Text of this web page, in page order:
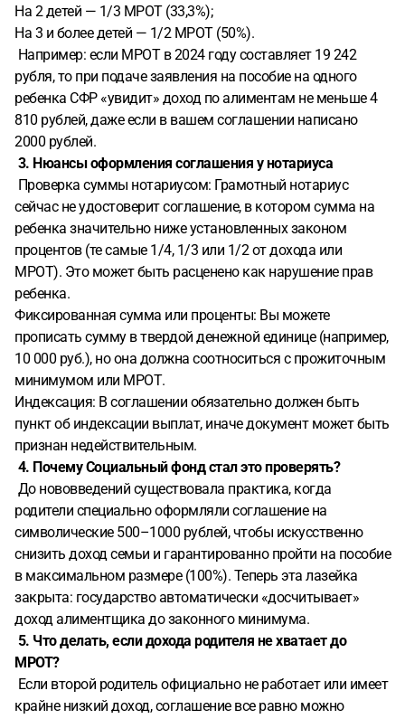
На 2 детей — 1/3 МРОТ (33,3%);
На 3 и более детей — 1/2 МРОТ (50%).
Например: если МРОТ в 2024 году составляет 19 242
рубля, то при подаче заявления на пособие на одного
ребенка СФР «увидит» доход по алиментам не меньше 4
810 рублей, даже если в вашем соглашении написано
2000 рублей.
3. Нюансы оформления соглашения у нотариуса
Проверка суммы нотариусом: Грамотный нотариус
сейчас не удостоверит соглашение, в котором сумма на
ребенка значительно ниже установленных законом
процентов (те самые 1/4, 1/3 или 1/2 от дохода или
МРОТ). Это может быть расценено как нарушение прав
ребенка.
Фиксированная сумма или проценты: Вы можете
прописать сумму в твердой денежной единице (например,
10 000 руб.), но она должна соотноситься с прожиточным
минимумом или МРОТ.
Индексация: В соглашении обязательно должен быть
пункт об индексации выплат, иначе документ может быть
признан недействительным.
4. Почему Социальный фонд стал это проверять?
До нововведений существовала практика, когда
родители специально оформляли соглашение на
символические 500–1000 рублей, чтобы искусственно
снизить доход семьи и гарантированно пройти на пособие
в максимальном размере (100%). Теперь эта лазейка
закрыта: государство автоматически «досчитывает»
доход алиментщика до законного минимума.
5. Что делать, если дохода родителя не хватает до
МРОТ?
Если второй родитель официально не работает или имеет
крайне низкий доход, соглашение все равно можно